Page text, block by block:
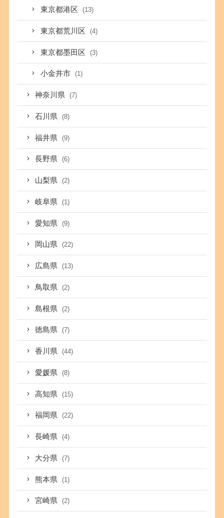
東京都港区 (13)
東京都荒川区 (4)
東京都墨田区 (3)
小金井市 (1)
神奈川県 (7)
石川県 (8)
福井県 (9)
長野県 (6)
山梨県 (2)
岐阜県 (1)
愛知県 (9)
岡山県 (22)
広島県 (13)
鳥取県 (2)
島根県 (2)
徳島県 (7)
香川県 (44)
愛媛県 (8)
高知県 (15)
福岡県 (22)
長崎県 (4)
大分県 (7)
熊本県 (1)
宮崎県 (2)